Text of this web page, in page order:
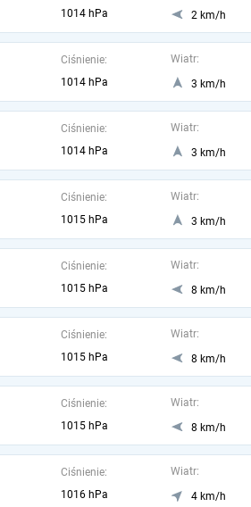
1014 hPa
2 km/h
Ciśnienie:
1014 hPa
Wiatr:
3 km/h
Ciśnienie:
1014 hPa
Wiatr:
3 km/h
Ciśnienie:
1015 hPa
Wiatr:
3 km/h
Ciśnienie:
1015 hPa
Wiatr:
8 km/h
Ciśnienie:
1015 hPa
Wiatr:
8 km/h
Ciśnienie:
1015 hPa
Wiatr:
8 km/h
Ciśnienie:
1016 hPa
Wiatr:
4 km/h